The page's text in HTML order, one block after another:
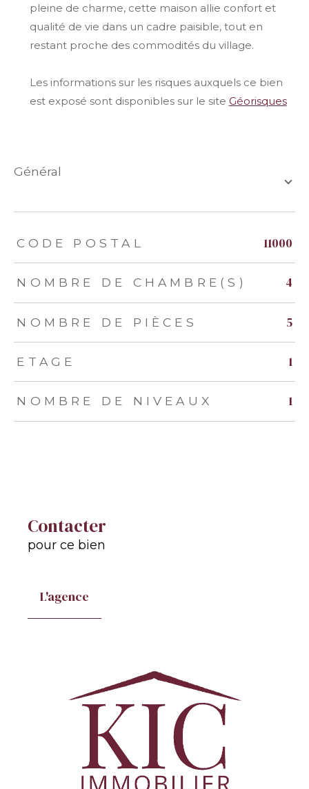
pleine de charme, cette maison allie confort et
qualité de vie dans un cadre paisible, tout en
restant proche des commodités du village.
Les informations sur les risques auxquels ce bien
est exposé sont disponibles sur le site Géorisques
général
TRAD_ZEPHYR_Caracteristique TRAD_ZEPHYR_Valeurs
CODE POSTAL 11000
NOMBRE DE CHAMBRE(S) 4
NOMBRE DE PIÈCES 5
ETAGE 1
NOMBRE DE NIVEAUX 1
Contacter
pour ce bien
L'agence